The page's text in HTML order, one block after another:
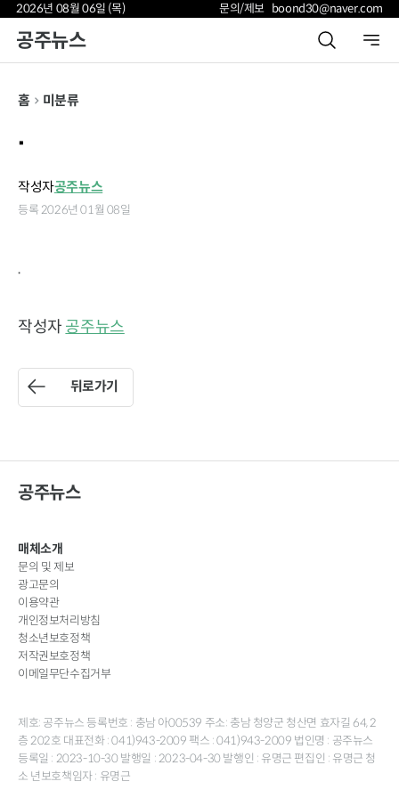
2026년 08월 06일 (목) 문의/제보 boond30@naver.com
공주뉴스
홈 미분류
.
작성자공주뉴스
등록 2026년 01월 08일
.
작성자 공주뉴스
뒤로가기
공주뉴스
매체소개
문의 및 제보
광고문의
이용약관
개인정보처리방침
청소년보호정책
저작권보호정책
이메일무단수집거부
제호: 공주뉴스 등록번호 : 충남 아00539 주소: 충남 청양군 청산면 효자길 64, 2
층 202호 대표전화 : 041)943-2009 팩스 : 041)943-2009 법인명 : 공주뉴스
등록일 : 2023-10-30 발행일 : 2023-04-30 발행인 : 유명근 편집인 : 유명근 청
소 년보호책임자 : 유명근